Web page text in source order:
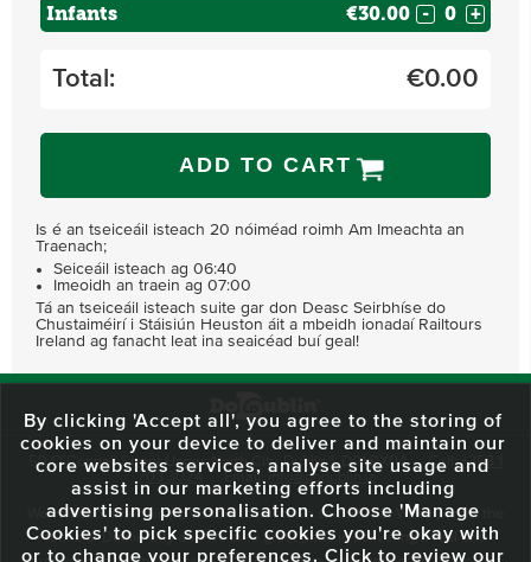
Infants €30.00 - +
Total: €0.00
ADD TO CART
Is é an tseiceáil isteach 20 nóiméad roimh Am Imeachta an
Traenach;
Seiceáil isteach ag 06:40
Imeoidh an traein ag 07:00
Tá an tseiceáil isteach suite gar don Deasc Seirbhíse do
Chustaiméirí i Stáisiún Heuston áit a mbeidh ionadaí Railtours
Ireland ag fanacht leat ina seaicéad buí geal!
59 O'Connell Street Upper, North City, Dublin 1, D01 RX04 Call:+353 1
703 3024
Email: info@dodublin.ie
We've been entertaining visitors to our town since 1988. We're part of the
fabric of Dublin City and we take great pride in delivering a real and
By clicking 'Accept all', you agree to the storing of
cookies on your device to deliver and maintain our
core websites services, analyse site usage and
assist in our marketing efforts including
advertising personalisation. Choose 'Manage
Cookies' to pick specific cookies you're okay with
or to change your preferences. Click to review our